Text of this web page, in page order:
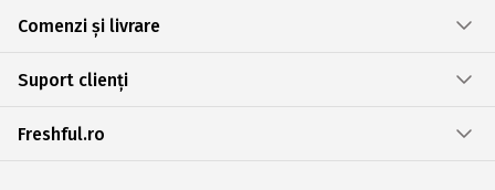
Comenzi și livrare
Suport clienți
Freshful.ro